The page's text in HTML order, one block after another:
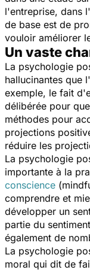
l'entreprise, dans
de base est de
vouloir améliorer
Un vaste
La psychologie
hallucinantes que
exemple, le fait
délibérée pour
méthodes pour
projections
réduire les
La psychologie
importante à la
conscience
comprendre et
développer un
partie du
également de
La psychologie
moral qui dit de